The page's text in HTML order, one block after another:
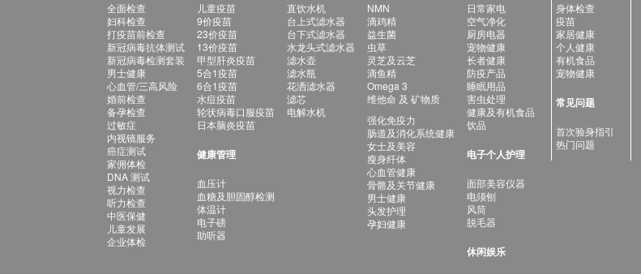
全面检查
妇科检查
打疫苗前检查
新冠病毒抗体测试
新冠病毒检测套装
男士健康
心血管/三高风险
婚前检查
备孕检查
过敏症
内视镜服务
癌症测试
家佣体检
DNA 测试
视力检查
听力检查
中医保健
儿童发展
企业体检
儿童疫苗
9价疫苗
23价疫苗
13价疫苗
甲型肝炎疫苗
5合1疫苗
6合1疫苗
水痘疫苗
轮状病毒口服疫苗
日本脑炎疫苗
健康管理
血压计
血糖及胆固醇检测
体温计
电子磅
助听器
直饮水机
台上式滤水器
台下式滤水器
水龙头式滤水器
滤水壶
滤水瓶
花洒滤水器
滤芯
电解水机
NMN
滴鸡精
益生菌
虫草
灵芝及云芝
滴鱼精
Omega 3
维他命 及 矿物质
强化免疫力
肠道及消化系统健康
女士及美容
瘦身纤体
心血管健康
骨骼及关节健康
男士健康
头发护理
孕妇健康
日常家电
空气净化
厨房电器
宠物健康
长者健康
防疫产品
睡眠用品
害虫处理
健康及有机食品
饮品
电子个人护理
面部美容仪器
电须刨
风筒
脱毛器
休闲娱乐
身体检查
疫苗
家居健康
个人健康
有机食品
宠物健康
常见问题
首次验身指引
热门问题